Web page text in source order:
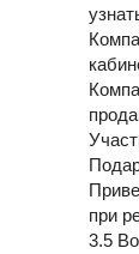
при
3.5